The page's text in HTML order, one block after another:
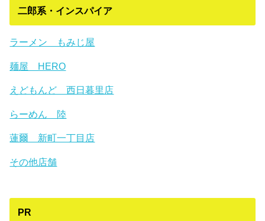
二郎系・インスパイア
ラーメン もみじ屋
麺屋 HERO
えどもんど 西日暮里店
らーめん 陸
蓮爾 新町一丁目店
その他店舗
PR